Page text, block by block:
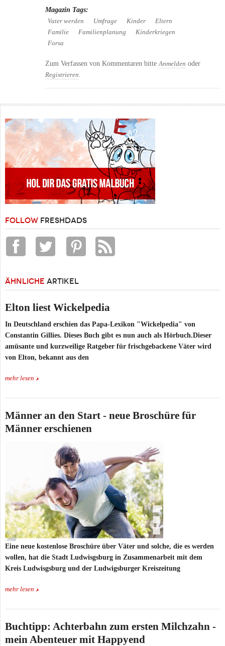
Magazin Tags:
Vater werden Umfrage Kinder
Eltern
Familie
Familienplanung
Kinderkriegen
Forsa
Zum Verfassen von Kommentaren bitte Anmelden oder
Registrieren
FOLLOW FRESHDADS
ÄHNLICHE ARTIKEL
Elton liest Wickelpedia
In Deutschland erschien das Papa-Lexikon "Wickelpedia" von
Constantin Gillies. Dieses Buch gibt es nun auch als Hörbuch.Dieser
amüsante und kurzweilige Ratgeber für frischgebackene Väter wird
von Elton, bekannt aus den
mehr lesen
Männer an den Start - neue Broschüre für
Männer erschienen
Eine neue kostenlose Broschüre über Väter und solche, die es werden
wollen, hat die Stadt Ludwisgsburg in Zusammenarbeit mit dem
Kreis Ludwisgsburg und der Ludwigsburger Kreiszeitung
mehr lesen
Buchtipp: Achterbahn zum ersten Milchzahn -
mein Abenteuer mit Happyend